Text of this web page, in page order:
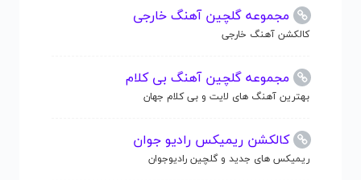
مجموعه گلچین آهنگ خارجی
کالکشن آهنگ خارجی
مجموعه گلچین آهنگ بی کلام
بهترین آهنگ های لایت و بی کلام جهان
کالکشن ریمیکس رادیو جوان
ریمیکس های جدید و گلچین رادیوجوان